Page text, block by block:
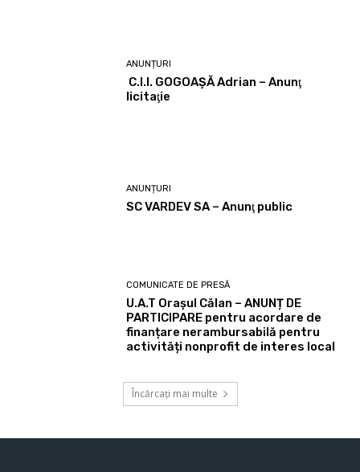
ANUNȚURI
C.I.I. GOGOAŞĂ Adrian – Anunţ
licitaţie
ANUNȚURI
SC VARDEV SA – Anunţ public
COMUNICATE DE PRESĂ
U.A.T Orașul Călan – ANUNȚ DE
PARTICIPARE pentru acordare de
finanțare nerambursabilă pentru
activități nonprofit de interes local
Încărcați mai multe